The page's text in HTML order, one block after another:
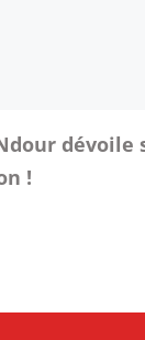
dévoile
!